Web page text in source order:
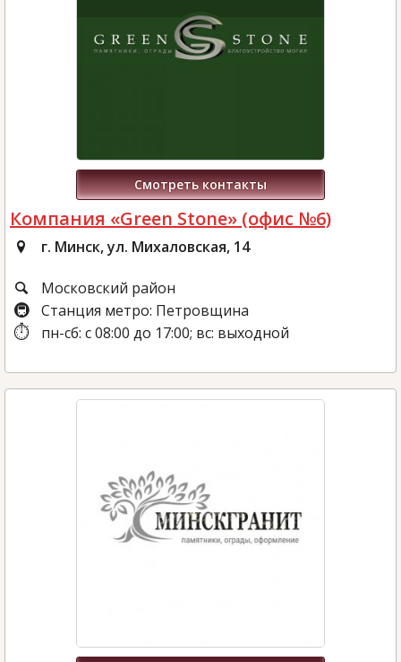
Смотреть контакты
Компания «Green Stone» (офис №6)
г. Минск, ул. Михаловская, 14
Московский район
Станция метро: Петровщина
пн-сб: с 08:00 до 17:00; вс: выходной